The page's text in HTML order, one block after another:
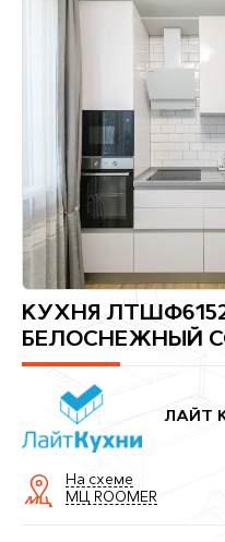
КУХНЯ
БЕЛОСНЕЖНЫЙ
ЛАЙТ
На схеме
МЦ ROOMER